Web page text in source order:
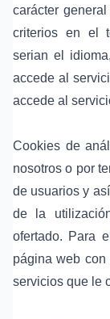
carácter
criterios en el
serian el
accede al
accede al
Cookies de
nosotros o por
de usuarios y
de la
ofertado. Para
página web
servicios que le